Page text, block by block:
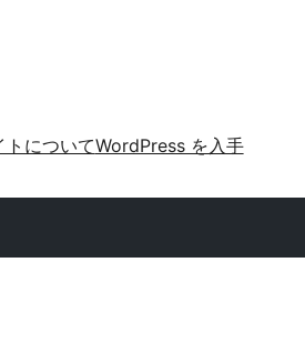
トについてWordPress を入手